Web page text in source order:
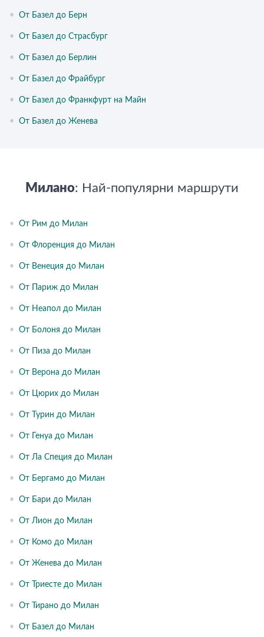
• От Базел до Берн
• От Базел до Страсбург
• От Базел до Берлин
• От Базел до Фрайбург
• От Базел до Франкфурт на Майн
• От Базел до Женева
Милано: Най-популярни маршрути
• От Рим до Милан
• От Флоренция до Милан
• От Венеция до Милан
• От Париж до Милан
• От Неапол до Милан
• От Болоня до Милан
• От Пиза до Милан
• От Верона до Милан
• От Цюрих до Милан
• От Турин до Милан
• От Генуа до Милан
• От Ла Специя до Милан
• От Бергамо до Милан
• От Бари до Милан
• От Лион до Милан
• От Комо до Милан
• От Женева до Милан
• От Триесте до Милан
• От Тирано до Милан
• От Базел до Милан